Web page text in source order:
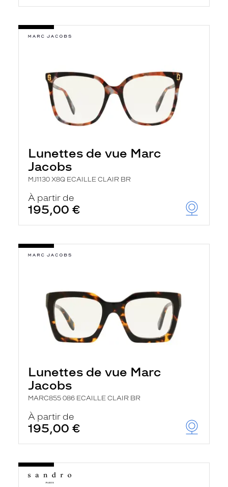
Lunettes de vue Marc
Jacobs
MJ1130 X8Q ECAILLE CLAIR BR
À partir de
195,00 €
Lunettes de vue Marc
Jacobs
MARC855 086 ECAILLE CLAIR BR
À partir de
195,00 €